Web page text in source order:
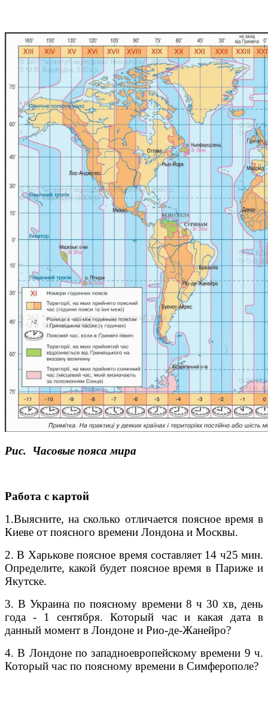
Рис. Часовые пояса мира
Работа с картой
1.Выясните, на сколько отличается поясное время в
Киеве от поясного времени Лондона и Москвы.
2. В Харькове поясное время составляет 14 ч25 мин.
Определите, какой будет поясное время в Париже и
Якутске.
3. В Украина по поясному времени 8 ч 30 хв, день
года - 1 сентября. Который
час и какая дата в
данный момент в Лондоне и Рио-де-Жанейро?
4. В Лондоне по западноевропейскому времени 9 ч.
Который час по поясному времени в Симферополе?